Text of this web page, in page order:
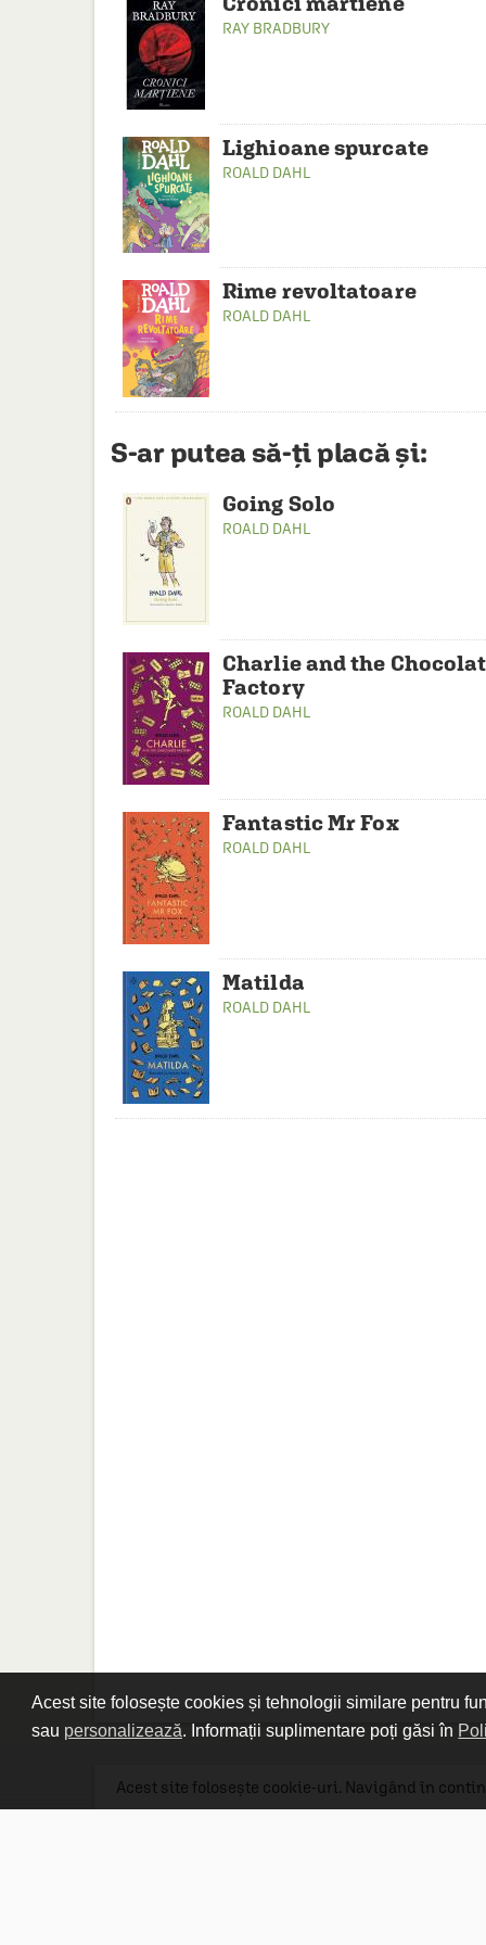
Acest site folosește cookies și tehnologii similare pentru
sau personalizează. Informații suplimentare poți găsi în
RAY BRADBURY
Lighioane spurcate
ROALD DAHL
Rime revoltatoare
ROALD DAHL
S-ar putea să-ți placă și:
Going Solo
ROALD DAHL
Charlie and the
Factory
ROALD DAHL
Fantastic Mr Fox
ROALD DAHL
Matilda
ROALD DAHL
Linkuri utile
Acest site folosește cookie-uri. Navigând în